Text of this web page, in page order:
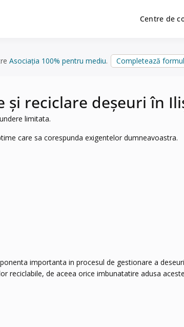
Centre de
Asociația 100% pentru mediu. Completează
și reciclare deșeuri în
limitata.
care sa corespunda exigentelor dumneavoastra.
importanta in procesul de gestionare a
reciclabile, de aceea orice imbunatatire adusa